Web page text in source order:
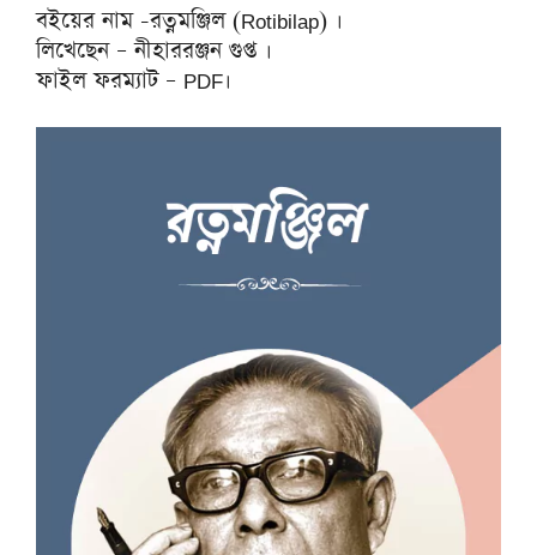
বইয়ের নাম -রত্নমঞ্জিল (Rotibilap) ।
লিখেছেন – নীহাররঞ্জন গুপ্ত ।
ফাইল ফরম্যাট – PDF।